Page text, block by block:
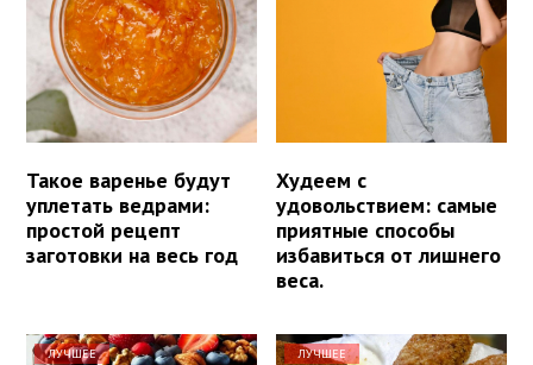
Такое варенье будут
уплетать ведрами:
простой рецепт
заготовки на весь год
Худеем с
удовольствием: самые
приятные способы
избавиться от лишнего
веса.
ЛУЧШЕЕ ЛУЧШЕЕ